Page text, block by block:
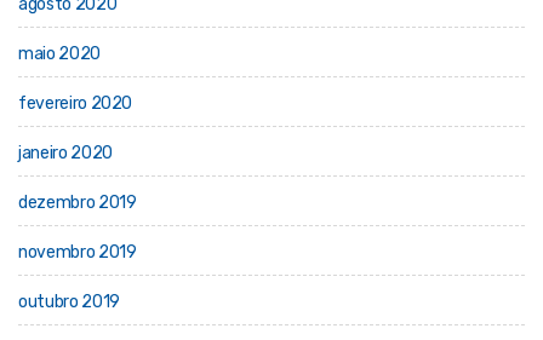
agosto 2020
maio 2020
fevereiro 2020
janeiro 2020
dezembro 2019
novembro 2019
outubro 2019